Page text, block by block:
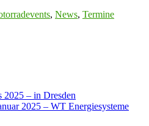
, News, Termine
2025 – in Dresden
2025 – WT Energiesysteme